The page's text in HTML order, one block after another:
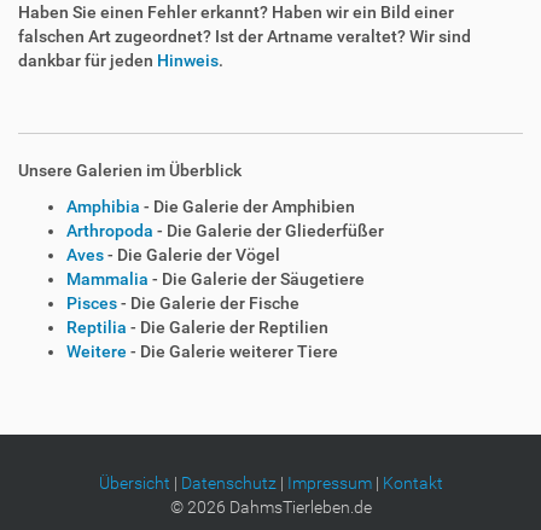
Haben Sie einen Fehler erkannt? Haben wir ein Bild einer
falschen Art zugeordnet? Ist der Artname veraltet? Wir sind
dankbar für jeden Hinweis.
Unsere Galerien im Überblick
Amphibia - Die Galerie der Amphibien
Arthropoda - Die Galerie der Gliederfüßer
Aves- Die Galerie der Vögel
Mammalia - Die Galerie der Säugetiere
Pisces- Die Galerie der Fische
Reptilia - Die Galerie der Reptilien
Weitere - Die Galerie weiterer Tiere
Übersicht | Datenschutz | Impressum| Kontakt
©2026 DahmsTierleben.de